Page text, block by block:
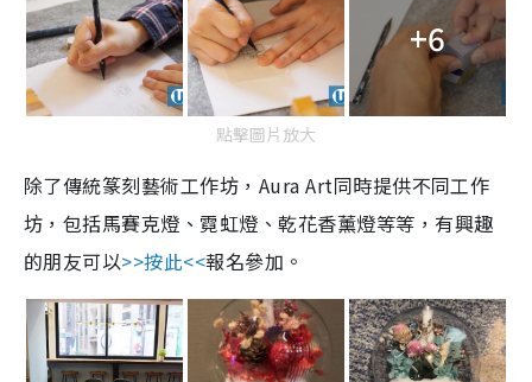
+6
點擊圖片放大
除了傳統篆刻藝術工作坊，Aura Art同時提供不同工作
坊，包括馬賽克燈、 霓虹燈 、乾花香薰燈等等，有興趣
的朋友可以>>按此<<報名參加。